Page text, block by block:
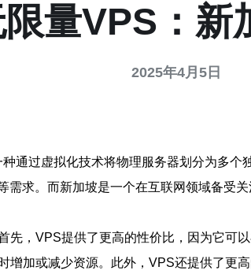
量VPS：新
2025年4月5日
通过虚拟化技术将物理服务器划分为多
求。而新加坡是一个在互联网领域备受
，VPS提供了更高的性价比，因为它可
加或减少资源。此外，VPS还提供了更